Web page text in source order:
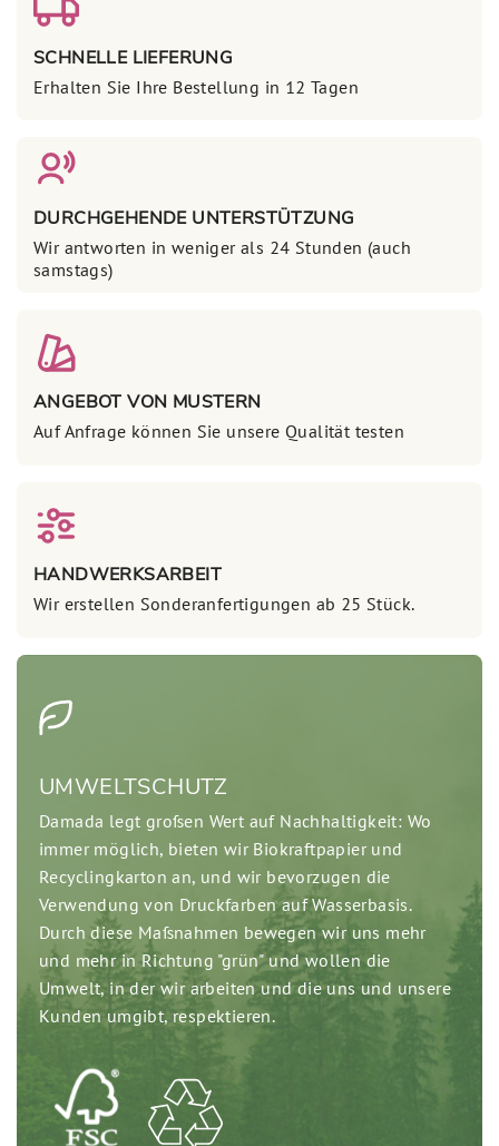
SCHNELLE LIEFERUNG
Erhalten Sie Ihre Bestellung in 12 Tagen
DURCHGEHENDE UNTERSTÜTZUNG
Wir antworten in weniger als 24 Stunden (auch
samstags)
ANGEBOT VON MUSTERN
Auf Anfrage können Sie unsere Qualität testen
HANDWERKSARBEIT
Wir erstellen Sonderanfertigungen ab 25 Stück.
UMWELTSCHUTZ
Damada legt großen Wert auf Nachhaltigkeit: Wo
immer möglich, bieten wir Biokraftpapier und
Recyclingkarton an, und wir bevorzugen die
Verwendung von Druckfarben auf Wasserbasis.
Durch diese Maßnahmen bewegen wir uns mehr
und mehr in Richtung "grün" und wollen die
Umwelt, in der wir arbeiten und die uns und unsere
Kunden umgibt, respektieren.